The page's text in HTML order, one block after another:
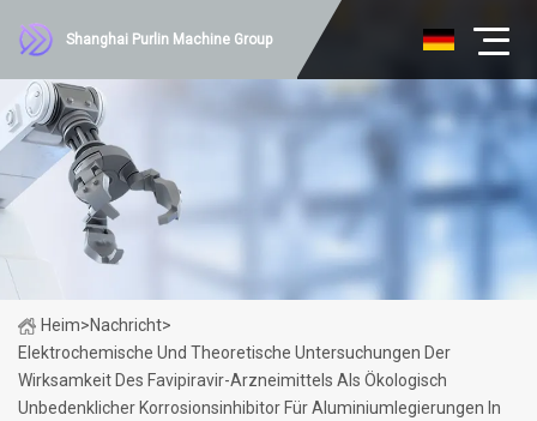
Shanghai Purlin Machine Group
Heim>Nachricht>
Elektrochemische Und Theoretische Untersuchungen Der
Wirksamkeit Des Favipiravir-Arzneimittels Als Ökologisch
Unbedenklicher Korrosionsinhibitor Für Aluminiumlegierungen In